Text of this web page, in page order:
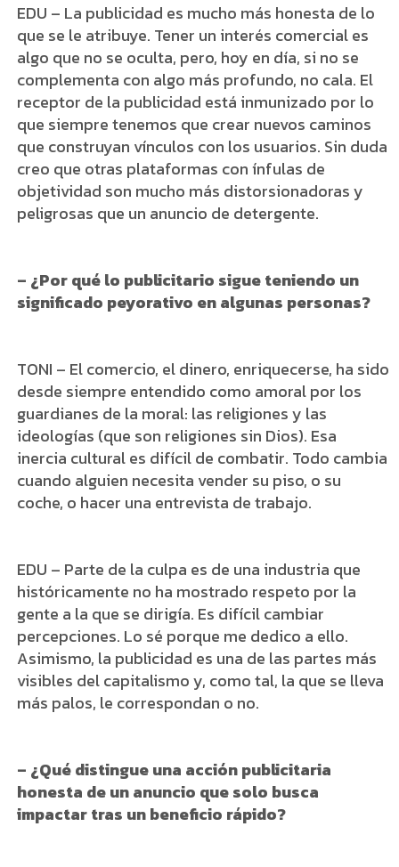
EDU – La publicidad es mucho más honesta de lo
que se le atribuye. Tener un interés comercial es
algo que no se oculta, pero, hoy en día, si no se
complementa con algo más profundo, no cala. El
receptor de la publicidad está inmunizado por lo
que siempre tenemos que crear nuevos caminos
que construyan vínculos con los usuarios. Sin duda
creo que otras plataformas con ínfulas de
objetividad son mucho más distorsionadoras y
peligrosas que un anuncio de detergente.
– ¿Por qué lo publicitario sigue teniendo un
significado peyorativo en algunas personas?
TONI – El comercio, el dinero, enriquecerse, ha sido
desde siempre entendido como amoral por los
guardianes de la moral: las religiones y las
ideologías (que son religiones sin Dios). Esa
inercia cultural es difícil de combatir. Todo cambia
cuando alguien necesita vender su piso, o su
coche, o hacer una entrevista de trabajo.
EDU – Parte de la culpa es de una industria que
históricamente no ha mostrado respeto por la
gente a la que se dirigía. Es difícil cambiar
percepciones. Lo sé porque me dedico a ello.
Asimismo, la publicidad es una de las partes más
visibles del capitalismo y, como tal, la que se lleva
más palos, le correspondan o no.
– ¿Qué distingue una acción publicitaria
honesta de un anuncio que solo busca
impactar tras un beneficio rápido?